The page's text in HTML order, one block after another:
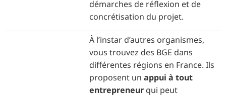
démarches de réflexion et de
concrétisation du projet.
À l’instar d’autres organismes,
vous trouvez des BGE dans
différentes régions en France. Ils
proposent un appui à tout
entrepreneur qui peut